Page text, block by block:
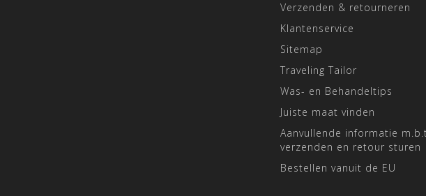
Verzenden & retourneren
Klantenservice
Sitemap
Traveling Tailor
Was- en Behandeltips
Juiste maat vinden
Aanvullende informatie
verzenden en retour sturen
Bestellen vanuit de EU